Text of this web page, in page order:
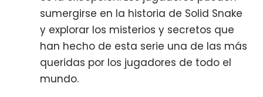
sumergirse en la historia de Solid Snake
y explorar los misterios y secretos que
han hecho de esta serie una de las más
queridas por los jugadores de todo el
mundo.